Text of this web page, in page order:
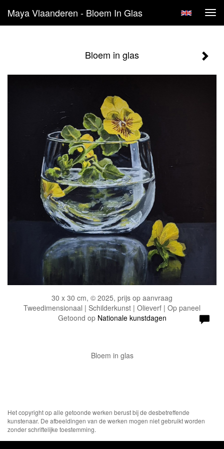
Maya Vlaanderen - Bloem In Glas
Bloem in glas
30 x 30 cm, © 2025, prijs op aanvraag
Tweedimensionaal | Schilderkunst | Olieverf | Op paneel
Getoond op Nationale kunstdagen
Bloem in glas
Het copyright op alle getoonde werken berust bij de desbetreffende
kunstenaar. De afbeeldingen van de werken mogen niet gebruikt worden
zonder schriftelijke toestemming.